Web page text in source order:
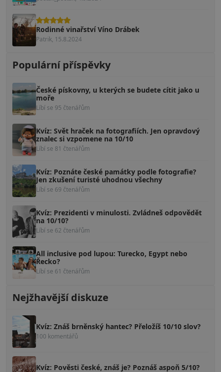
Rodinné vinařství Víno Drábek
Patrik, 15.8.2024
Populární příspěvky
České pískovny, u kterých se budete cítit jako u
moře
Líbí se 95 čtenářům
Kvíz: Svět hraček na fotografiích. Jen opravdový
znalec si vzpomene na 10/10
Líbí se 81 čtenářům
Kvíz: Poznáte české památky podle fotografie?
Jen zkušení turisté uhodnou všechny
Líbí se 69 čtenářům
Kvíz: Prezidenti v minulosti. Zvládneš odpovědět
na 10/10?
Líbí se 62 čtenářům
All inclusive pod lupou: Turecko, Egypt nebo
Řecko?
Líbí se 61 čtenářům
Nejžhavější diskuze
Kvíz: Znáš brněnský hantec? Přeložíš 10/10 slov?
100 komentářů
Kvíz: Pověsti české, znáš je? Poznáš aspoň 5/10?